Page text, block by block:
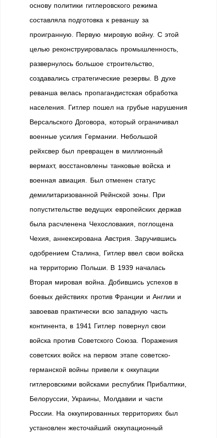
основу политики гитлеровского режима
составляла подготовка к реваншу за
проигранную. Первую мировую войну. С этой
целью реконструировалась промышленность,
развернулось большое строительство,
создавались стратегические резервы. В духе
реванша велась пропагандистская обработка
населения. Гитлер пошел на грубые нарушения
Версальского Договора, который ограничивал
военные усилия Германии. Небольшой
рейхсвер был превращен в миллионный
вермахт, восстановлены танковые войска и
военная авиация. Был отменен статус
демилитаризованной Рейнской зоны. При
попустительстве ведущих европейских держав
была расчленена Чехословакия, поглощена
Чехия, аннексирована Австрия. Заручившись
одобрением Сталина, Гитлер ввел свои войска
на территорию Польши. В 1939 началась
Вторая мировая война. Добившись успехов в
боевых действиях против Франции и Англии и
завоевав практически всю западную часть
континента, в 1941 Гитлер повернул свои
войска против Советского Союза. Поражения
советских войск на первом этапе советско-
германской войны привели к оккупации
гитлеровскими войсками республик Прибалтики,
Белоруссии, Украины, Молдавии и части
России. На оккупированных территориях был
установлен жесточайший оккупационный